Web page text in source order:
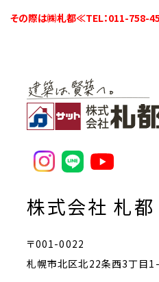
その際は㈱札都≪TEL：011-758-
株式会社 札都
〒001-0022
札幌市北区北22条西3丁目